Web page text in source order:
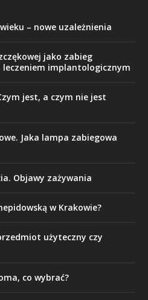
– nowe uzależnienia
jako zabieg
implantologicznym
jest, a czym nie jest
Jaka lampa zabiegowa
Objawy zażywania
w Krakowie?
użyteczny czy
co wybrać?